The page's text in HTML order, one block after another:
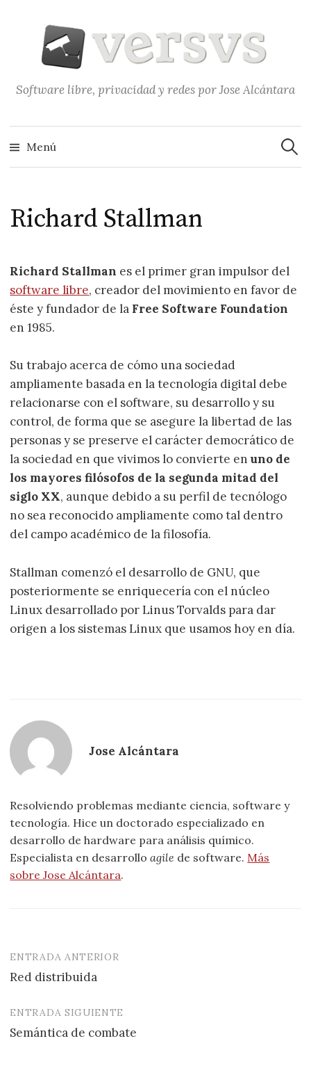
contenido
Software libre, privacidad y redes por Jose Alcántara
Menú
Richard Stallman
Richard Stallman es el primer gran impulsor del
software libre, creador del movimiento en favor de
éste y fundador de la Free Software Foundation
en 1985.
Su trabajo acerca de cómo una sociedad
ampliamente basada en la tecnología digital debe
relacionarse con el software, su desarrollo y su
control, de forma que se asegure la libertad de las
personas y se preserve el carácter democrático de
la sociedad en que vivimos lo convierte enuno de
los mayores filósofos de la segunda mitad del
siglo XX, aunque debido a su perfil de tecnólogo
no sea reconocido ampliamente como tal dentro
del campo académico de la filosofía.
Stallman comenzó el desarrollo de GNU, que
posteriormente se enriquecería con el núcleo
Linux desarrollado por Linus Torvalds para dar
origen a los sistemas Linux que usamos hoy en día.
Jose Alcántara
Resolviendo problemas mediante ciencia, software y
tecnología. Hice un doctorado especializado en
desarrollo de hardware para análisis químico.
Especialista en desarrolloagile de software. Más
sobre Jose Alcántara.
Navegación
de
entradas
ENTRADA ANTERIOR
Red distribuida
ENTRADA SIGUIENTE
Semántica de combate